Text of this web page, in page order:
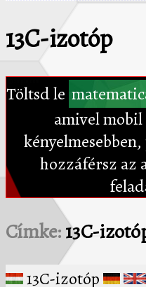
13C-izotóp
Töltsd le
amivel
hozzáférsz az
Címke:13C-
13C-izotóp